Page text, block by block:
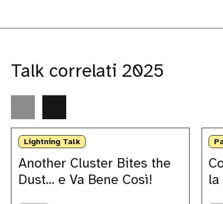
Talk correlati 2025
Lightning Talk
Another Cluster Bites the
Dust… e Va Bene Così!
Another
Cluster
Bites
Dust…
aperta
con